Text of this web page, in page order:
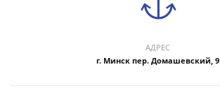
АДРЕС
г. Минск пер. Домашевский, 9